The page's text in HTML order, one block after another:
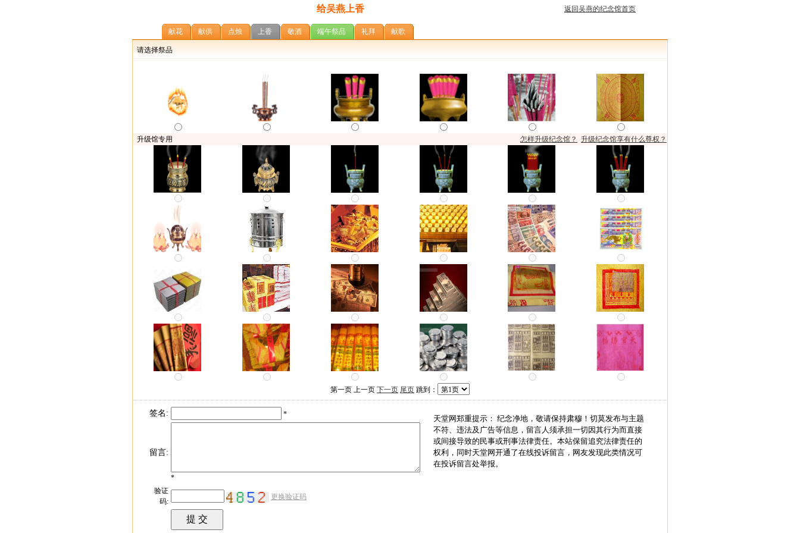
给吴燕上香 返回吴燕的纪念馆首页
献花 献供 点烛 上香 敬酒 端午祭品 礼拜 献歌
请选择祭品
升级馆专用 怎样升级纪念馆？ 升级纪念馆享有什么尊权？
第一页 上一页 下一页 尾页 跳到：
签名: *
天堂网郑重提示： 纪念净地，敬请保持肃穆！切莫发布与主题
不符、违法及广告等信息，留言人须承担一切因其行为而直接
或间接导致的民事或刑事法律责任。本站保留追究法律责任的
权利，同时天堂网开通了在线投诉留言，网友发现此类情况可
在投诉留言处举报。
留言:
*
验证
码:
更换验证码